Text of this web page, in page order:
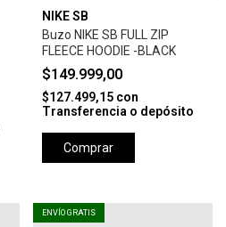
NIKE SB
Buzo NIKE SB FULL ZIP
FLEECE HOODIE -BLACK
$149.999,00
$127.499,15 con
Transferencia o depósito
Comprar
ENVÍO GRATIS